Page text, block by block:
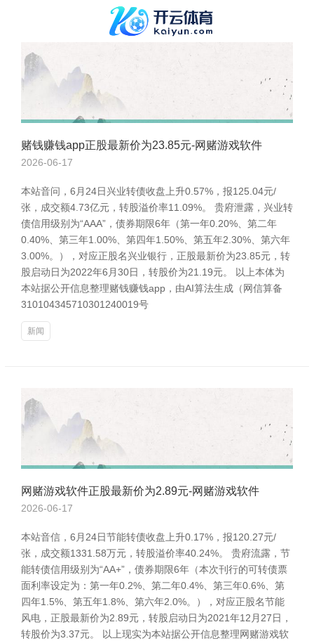
赌钱赚钱app正股最新价为23.85元-网赌游戏软件
2026-06-17
本站音问，6月24日兴业转债收盘上升0.57%，报125.04元/
张，成交额4.73亿元，转股溢价率11.09%。 贵府泄露，兴业转
债信用级别为“AAA”，债券期限6年（第一年0.20%、第二年
0.40%、第三年1.00%、第四年1.50%、第五年2.30%、第六年
3.00%。），对应正股名兴业银行，正股最新价为23.85元，转
股启动日为2022年6月30日，转股价为21.19元。 以上本体为
本站据公开信息整理赌钱赚钱app，由AI算法生成（网信算备
310104345710301240019号
新闻
网赌游戏软件正股最新价为2.89元-网赌游戏软件
2026-06-17
本站音信，6月24日节能转债收盘上升0.17%，报120.27元/
张，成交额1331.58万元，转股溢价率40.24%。 贵府流露，节
能转债信用级别为“AA+”，债券期限6年（本次刊行的可转债票
面利率设定为：第一年0.2%、第二年0.4%、第三年0.6%、第
四年1.5%、第五年1.8%、第六年2.0%。），对应正股名节能
风电，正股最新价为2.89元，转股启动日为2021年12月27日，
转股价为3.37元。 以上现实为本站据公开信息整理网赌游戏软